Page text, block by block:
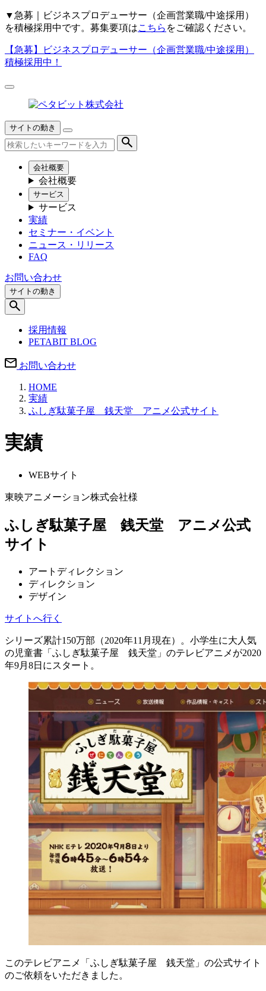
▼ 急募｜ビジネスプロデューサー（企画営業職/中途採用）
を積極採用中です。募集要項はこちら をご確認ください。
【急募】
ビジネスプロデューサー（企画営業職/中途採用）
積極採用中！
サイトの動き
会社概要
会社概要
サービス
サービス
実績
セミナー・イベント
ニュース・リリース
FAQ
お問い合わせ
サイトの動き
採用情報
PETABIT BLOG
お問い合わせ
HOME
実績
ふしぎ駄菓子屋 銭天堂 アニメ公式サイト
実績
WEBサイト
東映アニメーション株式会社様
ふしぎ駄菓子屋 銭天堂 アニメ公式
サイト
アートディレクション
ディレクション
デザイン
サイトへ行く
シリーズ累計150万部（2020年11月現在）。小学生に大人気
の児童書「ふしぎ駄菓子屋 銭天堂」のテレビアニメが2020
年9月8日にスタート。
このテレビアニメ「ふしぎ駄菓子屋 銭天堂」の公式サイト
のご依頼をいただきました。